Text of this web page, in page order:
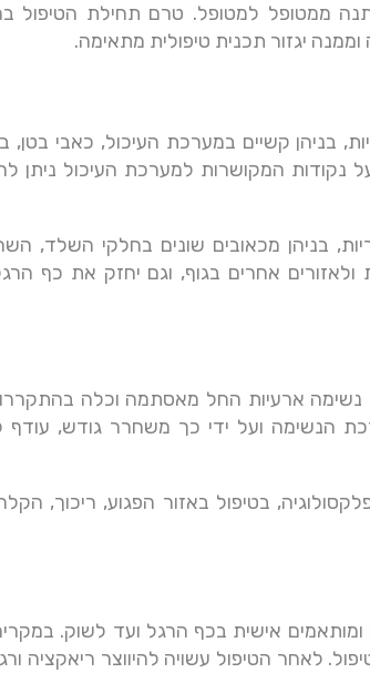
ממטופל למטופל. טרם תחילת הטיפול
יגזור תכנית טיפולית מתאימה.
בניהן קשיים במערכת העיכול, כאבי בטן,
המקושרות למערכת העיכול ניתן
בניהן מכאובים שונים בחלקי השלד,
ולאזורים אחרים בגוף, וגם יחזק את כף
נשימה ארעיות החל מאסתמה וכלה
הנשימה ועל ידי כך משחרר גודש, עודף
בטיפול באזור הפגוע, ריכוך,
ומותאמים אישית בכף הרגל ועד לשוק.
לאחר הטיפול עשויה להיווצר ריאקציה